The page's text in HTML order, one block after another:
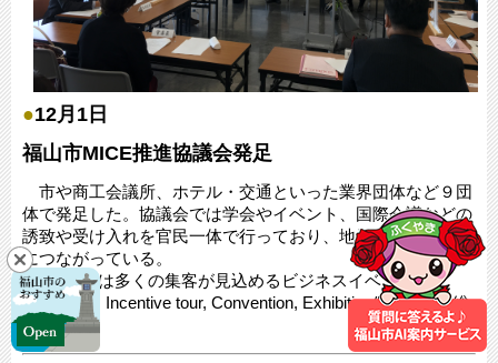
●12月1日
福山市MICE推進協議会発足
市や商工会議所、ホテル・交通といった業界団体など９団
体で発足した。協議会では学会やイベント、国際会議などの
誘致や受け入れを官民一体で行っており、地元の経済活性化
につながっている。
※MICEとは多くの集客が見込めるビジネスイベント
（Meeting, Incentive tour, Convention, Exhibition/Event）の総
称